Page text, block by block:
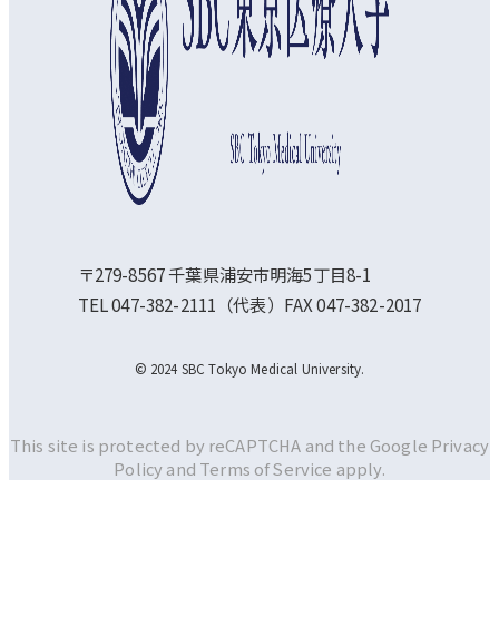
〒279-8567 千葉県浦安市明海5丁目8-1
TEL 047-382-2111（代表）FAX 047-382-2017
© 2024 SBC Tokyo Medical University.
This site is protected by reCAPTCHA and the Google Privacy
Policy and Terms of Service apply.